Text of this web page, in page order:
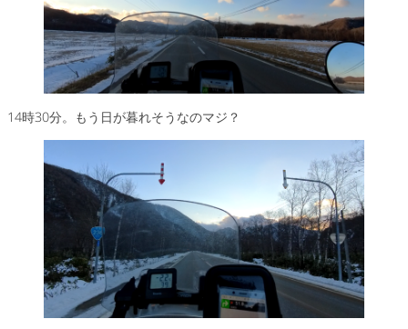
14時30分。もう日が暮れそうなのマジ？